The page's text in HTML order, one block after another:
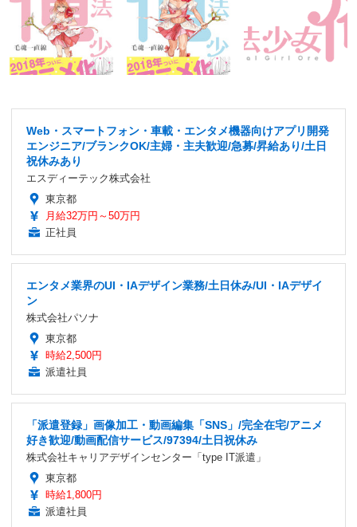
Web・スマートフォン・車載・エンタメ機器向けアプリ開発
エンジニア/ブランクOK/主婦・主夫歓迎/急募/昇給あり/土日
祝休みあり
エスディーテック株式会社
東京都
月給32万円～50万円
正社員
エンタメ業界のUI・IAデザイン業務/土日休み/UI・IAデザイ
ン
株式会社パソナ
東京都
時給2,500円
派遣社員
「派遣登録」画像加工・動画編集「SNS」/完全在宅/アニメ
好き歓迎/動画配信サービス/97394/土日祝休み
株式会社キャリアデザインセンター「type IT派遣」
東京都
時給1,800円
派遣社員